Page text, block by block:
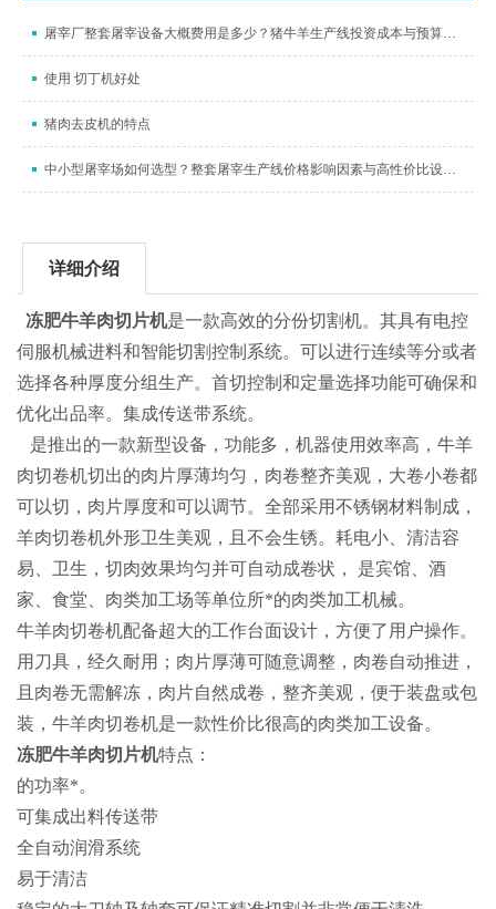
屠宰厂整套屠宰设备大概费用是多少？猪牛羊生产线投资成本与预算明细全解析
使用 切丁机好处
猪肉去皮机的特点
中小型屠宰场如何选型？整套屠宰生产线价格影响因素与高性价比设备厂家推荐指南
详细介绍
冻肥牛羊肉切片机是一款高效的分份切割机。其具有电控
伺服机械进料和智能切割控制系统。可以进行连续等分或者
选择各种厚度分组生产。首切控制和定量选择功能可确保和
优化出品率。集成传送带系统。
是推出的一款新型设备，功能多，机器使用效率高，牛羊
肉切卷机切出的肉片厚薄均匀，肉卷整齐美观，大卷小卷都
可以切，肉片厚度和可以调节。全部采用不锈钢材料制成，
羊肉切卷机外形卫生美观，且不会生锈。耗电小、清洁容
易、卫生，切肉效果均匀并可自动成卷状， 是宾馆、酒
家、食堂、肉类加工场等单位所*的肉类加工机械。
牛羊肉切卷机配备超大的工作台面设计，方便了用户操作。
用刀具，经久耐用；肉片厚薄可随意调整，肉卷自动推进，
且肉卷无需解冻，肉片自然成卷，整齐美观，便于装盘或包
装，牛羊肉切卷机是一款性价比很高的肉类加工设备。
冻肥牛羊肉切片机特点：
的功率*。
可集成出料传送带
全自动润滑系统
易于清洁